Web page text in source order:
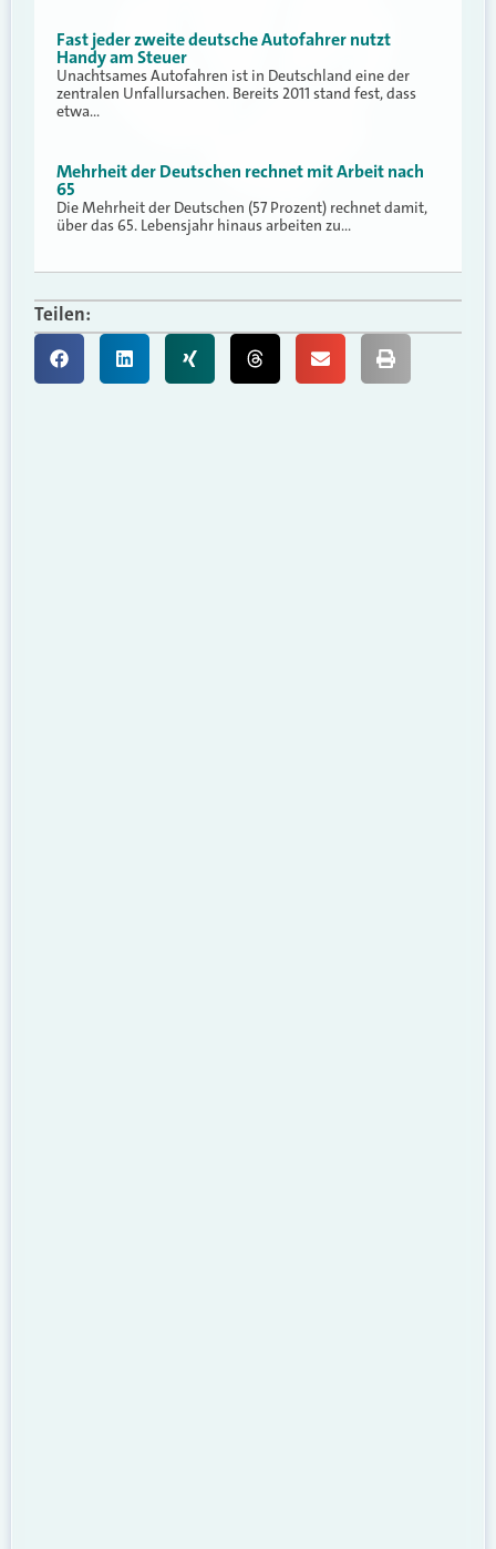
Fast jeder zweite deutsche Autofahrer nutzt
Handy am Steuer
Unachtsames Autofahren ist in Deutschland eine der
zentralen Unfallursachen. Bereits 2011 stand fest, dass
etwa…
Mehrheit der Deutschen rechnet mit Arbeit nach
65
Die Mehrheit der Deutschen (57 Prozent) rechnet damit,
über das 65. Lebensjahr hinaus arbeiten zu…
Teilen: